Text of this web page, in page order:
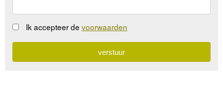
Ik accepteer de voorwaarden